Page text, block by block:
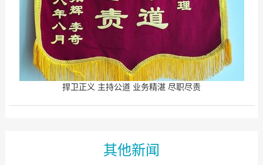
捍卫正义 主持公道 业务精湛 尽职尽责
其他新闻